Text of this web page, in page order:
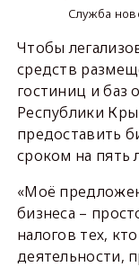
Служба
Чтобы
средств
гостиниц и баз
Республики
предоставить
сроком на пять
«Моё
бизнеса –
налогов тех,
деятельности,